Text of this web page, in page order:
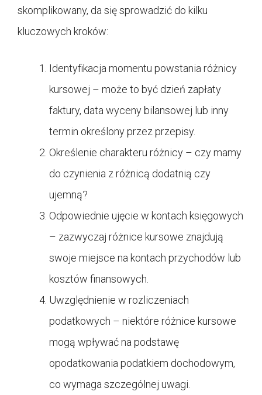
skomplikowany, da się sprowadzić do kilku
kluczowych kroków:
Identyfikacja momentu powstania różnicy
kursowej – może to być dzień zapłaty
faktury, data wyceny bilansowej lub inny
termin określony przez przepisy.
Określenie charakteru różnicy – czy mamy
do czynienia z różnicą dodatnią czy
ujemną?
Odpowiednie ujęcie w kontach księgowych
– zazwyczaj różnice kursowe znajdują
swoje miejsce na kontach przychodów lub
kosztów finansowych.
Uwzględnienie w rozliczeniach
podatkowych – niektóre różnice kursowe
mogą wpływać na podstawę
opodatkowania podatkiem dochodowym,
co wymaga szczególnej uwagi.